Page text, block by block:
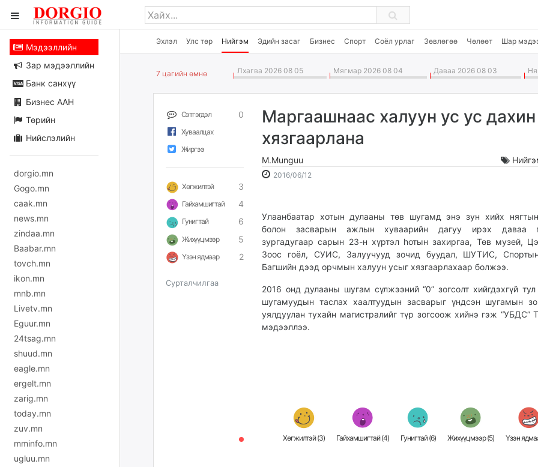
Эхлэл Улс төр Нийгэм Эдийн засаг Бизнес Спорт Соёл урлаг Зөвлөгөө Чөлөөт Шар
Мэдээллийн
Зар мэдээллийн
Банк санхүү
Бизнес ААН
Төрийн
Нийслэлийн
dorgio.mn
Gogo.mn
caak.mn
news.mn
zindaa.mn
Baabar.mn
tovch.mn
ikon.mn
mnb.mn
Livetv.mn
Eguur.mn
24tsag.mn
shuud.mn
eagle.mn
ergelt.mn
zarig.mn
today.mn
zuv.mn
mminfo.mn
ugluu.mn
7 цагийн өмнө Лхагва 2026 08 05 Мягмар 2026 08 04 Даваа 2026 08 03
Сэтгэгдэл 0
Хуваалцах
Жиргээ
Хөгжилтэй 3
Гайхамшигтай 4
Гунигтай 6
Жихүүцмээр 5
Үзэн ядмаар 2
Сурталчилгаа
Маргаашнаас халуун ус ус дахин
хязгаарлана
M.Munguu
2016/06/12
11:58:25
23:49:21
Улаанбаатар хотын дулааны төв шугамд энэ зун хийх
болон засварын ажлын хуваарийн дагуу ирэх даваа
зургадугаар сарын 23-н хүртэл hотын захиргаа, Төв музей,
Зоос гоёл, СУИС, Залуучууд зочид буудал, ШУТИС,
Багшийн дээд орчмын халуун усыг хязгаарлахаар болжээ.
2016 онд дулааны шугам сүлжээний “0” зогсолт хийгдэхгүй тул
шугамуудын таслах хаалтуудын засварыг үндсэн шугамын
уялдуулан тухайн магистралийг түр зогсоож хийнэ гэж “УБДС”
мэдээллээ.
Хөгжилтэй (3) Гайхамшигтай (4) Гунигтай (6) Жихүүцмээр (5) Үзэн